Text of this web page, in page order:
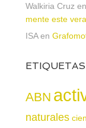
Walkiria Cruz en
mente este
ISAen
ETIQUETAS
ABN
naturales